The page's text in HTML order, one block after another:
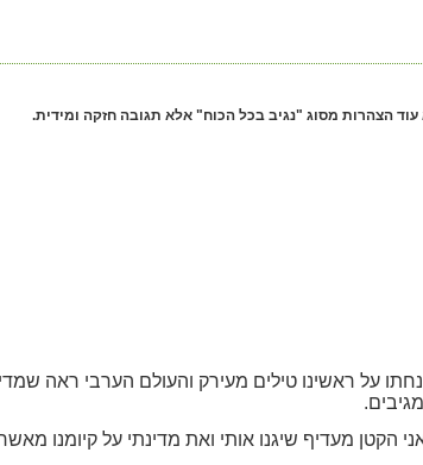
עוד הצהרות מסוג "נגיב בכל הכוח" אלא תגובה חזקה ומידית.
במלחמת המפרץ הראשונה ב 1991 נחתו על ראשינו טילים מעירק
הקטן מעדיף שיגנו אותי ואת מדינתי על קיומנו